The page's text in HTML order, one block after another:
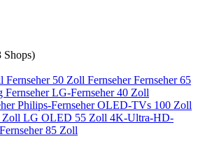
Shops)
Fernseher 50 Zoll FernseherFernseher 65
FernseherLG-Fernseher40 Zoll
Philips-FernseherOLED-TVs 100 Zoll
LG OLED 55 Zoll 4K-Ultra-HD-
Fernseher 85 Zoll